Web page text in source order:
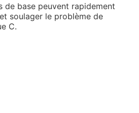
de base peuvent rapidement
soulager le problème de
C.